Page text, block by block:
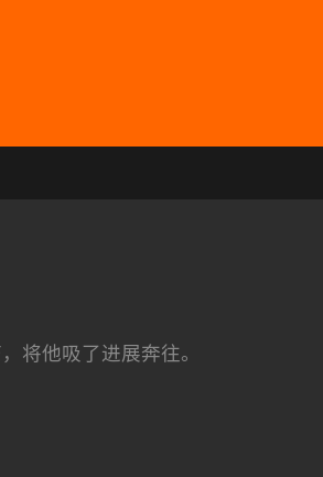
将他吸了进展奔往。